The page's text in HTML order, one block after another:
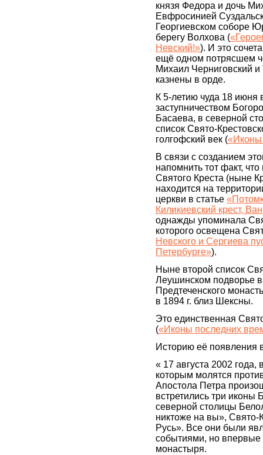
князя Федора и дочь
Евфросинией
Георгиевском соборе
берегу Волхова (
Невский!»). И это
ещё одном потрясшем
Михаил Черниговский
казнены в орде.
К 5-летию чуда 18 июня
заступничеством
Басаева, в северной
список Свято-
голгофский век («Иконы
В связи с созданием
напомнить тот факт,
Святого Креста (ныне
находится на
церкви в статье
Киликиевский крест,
однажды упоминала
которого освещена
Невского и Сергиева
Петербурге»).
Ныне второй список
Леушинском подворье
Предтеченского
в 1894 г. близ Шексны.
Это единственная
(«Иконы последних
Историю её появления
« 17 августа 2002
которым молятся
Апостола Петра
встретились три иконы
северной столицы
никтоже на вы»,
Русь». Все они были
событиями, но впервые
монастыря.